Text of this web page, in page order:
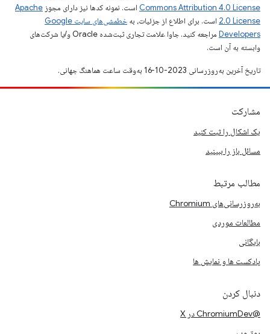
Commons Attribution 4.0 License است. نمونه کدها نیز دارای مجوز Apache
2.0 License است. برای اطلاع از جزئیات، به
خطمشی‌های سایت Google
Developers‏
مراجعه کنید. جاوا علامت تجاری ثبت‌شده Oracle و/یا شرکت‌های
وابسته به آن است.
تاریخ آخرین به‌روزرسانی 2023-10-16 به‌وقت ساعت هماهنگ جهانی.
مشارکت
یک اشکال را ثبت کنید
مسائل باز را ببینید
مطالب مرتبط
به‌روزرسانی‌های Chromium
مطالعات موردی
بایگانی
پادکست ها و نمایش ها
دنبال کردن
@ChromiumDev در X